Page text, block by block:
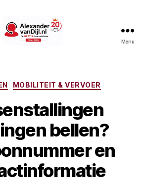
Menu
Categorieën
MOBILITEIT & VERVOER
bellen?
en